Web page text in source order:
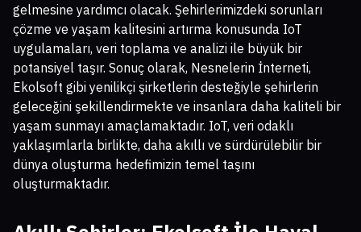
gelmesine yardımcı olacak. Şehirlerimizdeki sorunları
çözme ve yaşam kalitesini artırma konusunda IoT
uygulamaları, veri toplama ve analizi ile büyük bir
potansiyel taşır. Sonuç olarak, Nesnelerin İnterneti,
Ekolsoft gibi yenilikçi şirketlerin desteğiyle şehirlerin
geleceğini şekillendirmekte ve insanlara daha kaliteli bir
yaşam sunmayı amaçlamaktadır. IoT, veri odaklı
yaklaşımlarla birlikte, daha akıllı ve sürdürülebilir bir
dünya oluşturma hedefimizin temel taşını
oluşturmaktadır.